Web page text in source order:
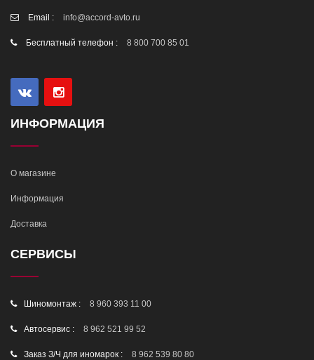
Email : info@accord-avto.ru
Бесплатный телефон : 8 800 700 85 01
ИНФОРМАЦИЯ
О магазине
Информация
Доставка
СЕРВИСЫ
Шиномонтаж : 8 960 393 11 00
Автосервис : 8 962 521 99 52
Заказ З/Ч для иномарок : 8 962 539 80 80